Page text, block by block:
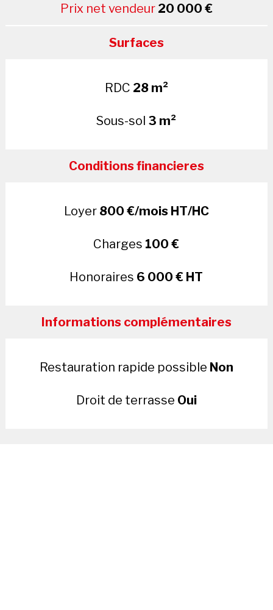
Prix net vendeur 20 000 €
Surfaces
RDC 28 m²
Sous-sol 3 m²
Conditions financieres
Loyer 800 €/mois HT/HC
Charges 100 €
Honoraires 6 000 € HT
Informations complémentaires
Restauration rapide possible Non
Droit de terrasse Oui